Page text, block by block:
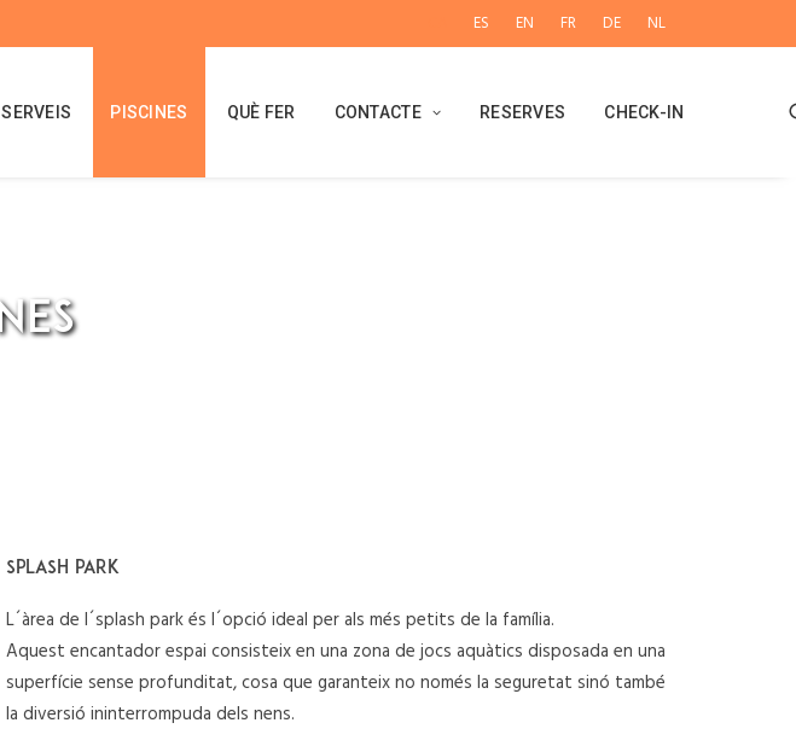
ES EN FR DE NL
SERVEIS PISCINES QUÈ FER CONTACTE RESERVES CHECK-IN
SPLASH PARK
L´àrea de l´splash park és l´opció ideal per als més petits de la família.
Aquest encantador espai consisteix en una zona de jocs aquàtics disposada en una
superfície sense profunditat, cosa que garanteix no només la seguretat sinó també
la diversió ininterrompuda dels nens.